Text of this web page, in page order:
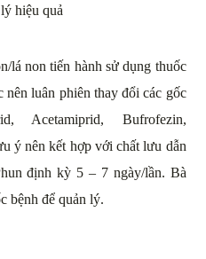
hiệu quả
lá non tiến hành sử dụng thuốc
luân phiên thay đổi các gốc
Acetamiprid, Bufrofezin,
ý nên kết hợp với chất lưu dẫn
định kỳ 5 – 7 ngày/lần. Bà
bệnh để quản lý.